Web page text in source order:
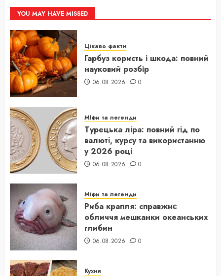
YOU MAY HAVE MISSED
Цікаво факти
Гарбуз користь і шкода: повний
науковий розбір
06.08.2026 0
Міфи та легенди
Турецька ліра: повний гід по
валюті, курсу та використанню
у 2026 році
06.08.2026 0
Міфи та легенди
Риба крапля: справжнє
обличчя мешканки океанських
глибин
06.08.2026 0
Кухня